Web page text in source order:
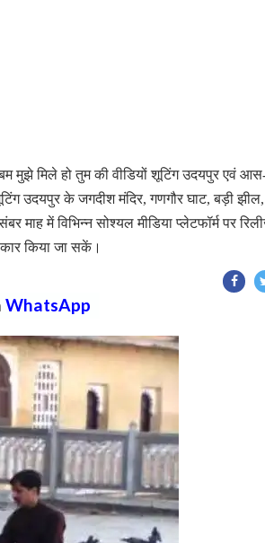
मिले हो तुम की वीडियों शूटिंग उदयपुर एवं
उदयपुर के जगदीश मंदिर, गणगौर घाट, बड़ी झील,
में विभिन्न सोश्यल मीडिया प्लेटफॉर्म पर
किया जा सकें।
WhatsApp